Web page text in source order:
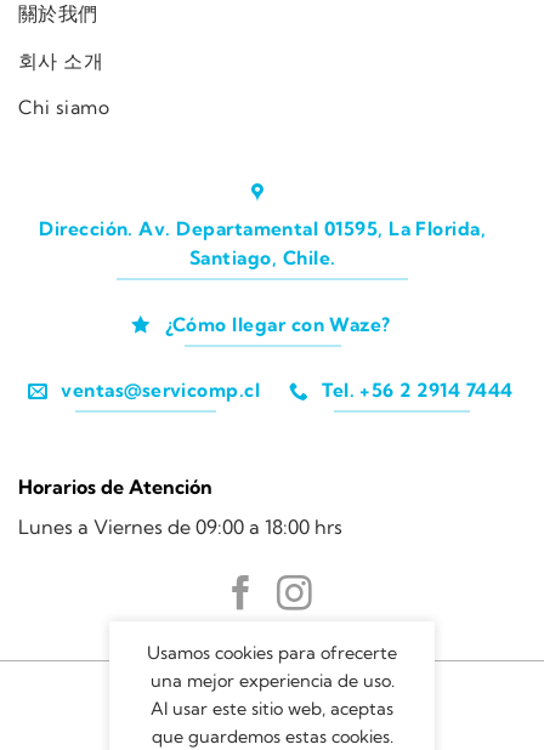
關於我們
회사 소개
Chi siamo
Dirección. Av. Departamental 01595, La Florida,
Santiago, Chile.
¿Cómo llegar con Waze?
ventas@servicomp.cl Tel. +56 2 2914 7444
Horarios de Atención
Lunes a Viernes de 09:00 a 18:00 hrs
Usamos cookies para ofrecerte
una mejor experiencia de uso.
Al usar este sitio web, aceptas
que guardemos estas cookies.